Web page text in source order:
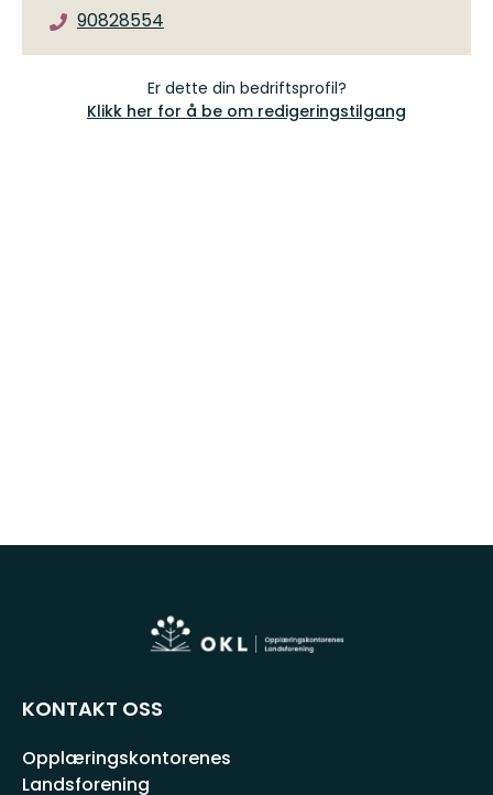
90828554
Er dette din bedriftsprofil?
Klikk her for å be om redigeringstilgang
KONTAKT OSS
Opplæringskontorenes
Landsforening